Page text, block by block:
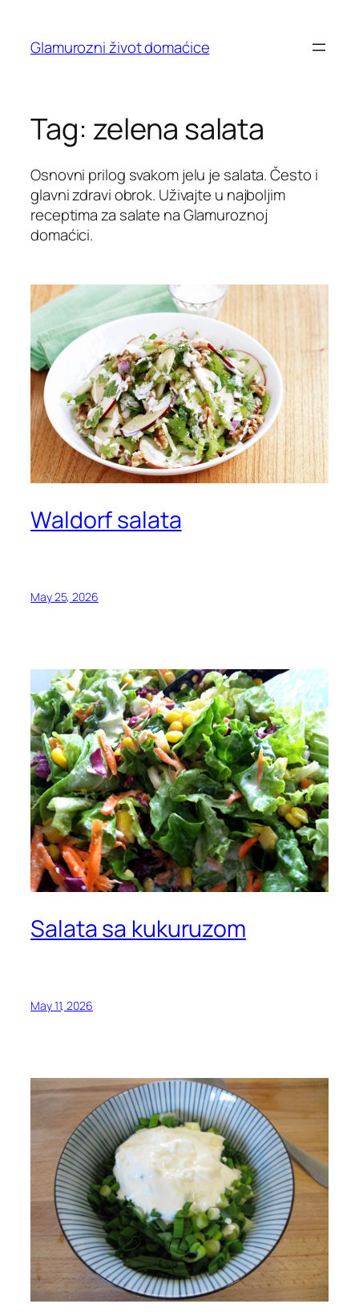
content
Glamurozni život domaćice
Tag: zelena salata
Osnovni prilog svakom jelu je salata. Često i
glavni zdravi obrok. Uživajte u najboljim
receptima za salate na Glamuroznoj
domaćici.
Waldorf salata
May 25, 2026
Salata sa kukuruzom
May 11, 2026